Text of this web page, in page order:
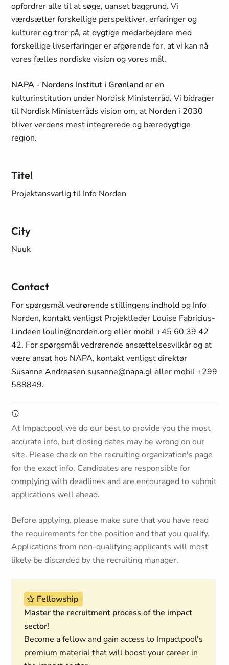
opfordrer alle til at søge, uanset baggrund. Vi
værdsætter forskellige perspektiver, erfaringer og
kulturer og tror på, at dygtige medarbejdere med
forskellige livserfaringer er afgørende for, at vi kan nå
vores fælles nordiske vision og vores mål.
NAPA - Nordens Institut i Grønlander en
kulturinstitution under Nordisk Ministerråd. Vi bidrager
til Nordisk Ministerråds vision om, at Norden i 2030
bliver verdens mest integrerede og bæredygtige
region.
Titel
Projektansvarlig til Info Norden
City
Nuuk
Contact
For spørgsmål vedrørende stillingens indhold og Info
Norden, kontakt venligst Projektleder Louise Fabricius-
Lindeen loulin@norden.org eller mobil +45 60 39 42
42. For spørgsmål vedrørende ansættelsesvilkår og at
være ansat hos NAPA, kontakt venligst direktør
Susanne Andreasen susanne@napa.gl eller mobil +299
588849.
At Impactpool we do our best to provide you the most
accurate info, but closing dates may be wrong on our
site. Please check on the recruiting organization's page
for the exact info. Candidates are responsible for
complying with deadlines and are encouraged to submit
applications well ahead.
Before applying, please make sure that you have read
the requirements for the position and that you qualify.
Applications from non-qualifying applicants will most
likely be discarded by the recruiting manager.
Fellowship
Master the recruitment process of the impact
sector!
Become a fellow and gain access to Impactpool's
premium material that will boost your career in